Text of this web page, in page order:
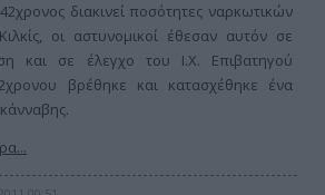
διακινεί ποσότητες ναρκωτικών
οι αστυνομικοί έθεσαν αυτόν σε
και σε έλεγχο του Ι.Χ. Επιβατηγού
βρέθηκε και κατασχέθηκε ένα